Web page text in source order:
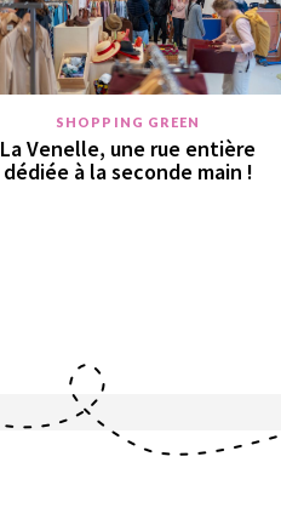
SHOPPING GREEN
La Venelle, une rue entière
dédiée à la seconde main !